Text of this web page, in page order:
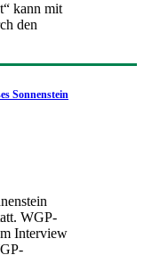
kann mit
den
Sonnenstein
WGP-
Interview